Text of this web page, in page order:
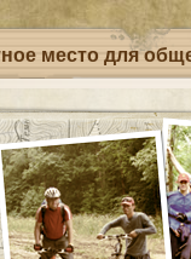
место для